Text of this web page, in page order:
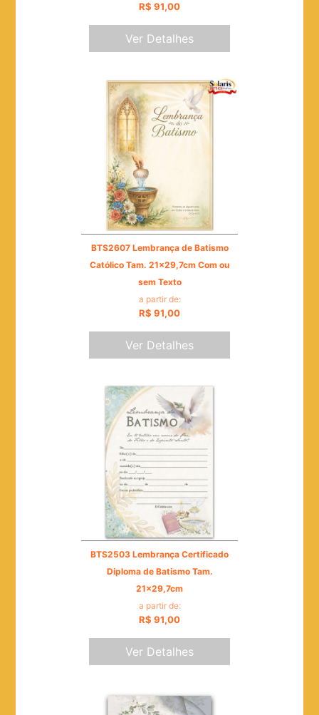
R$ 91,00
Ver Detalhes
BTS2607 Lembrança de Batismo
Católico Tam. 21x29,7cm Com ou
sem Texto
a partir de:
R$ 91,00
Ver Detalhes
BTS2503 Lembrança Certificado
Diploma de Batismo Tam.
21x29,7cm
a partir de:
R$ 91,00
Ver Detalhes